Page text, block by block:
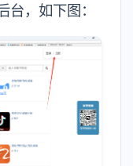
，如下图：